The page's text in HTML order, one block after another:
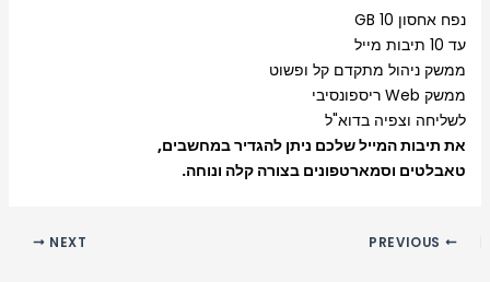
נפח אחסון 10 GB
עד 10 תיבות מייל
ממשק ניהול מתקדם קל ופשוט
ממשק Web ריספונסיבי
לשליחה וצפיה בדוא"ל
את תיבות המייל שלכם ניתן להגדיר במחשבים,
טאבלטים וסמארטפונים בצורה קלה ונוחה.
NEXT